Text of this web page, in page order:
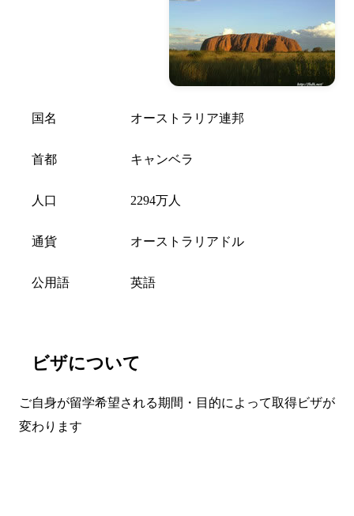
国名 オーストラリア連邦
首都 キャンベラ
人口 2294万人
通貨 オーストラリアドル
公用語 英語
ビザについて
ご自身が留学希望される期間・目的によって取得ビザが
変わります